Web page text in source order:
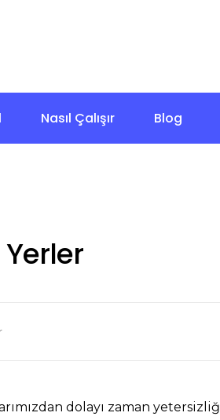
Nasıl Çalışır Blog
dolayı zaman